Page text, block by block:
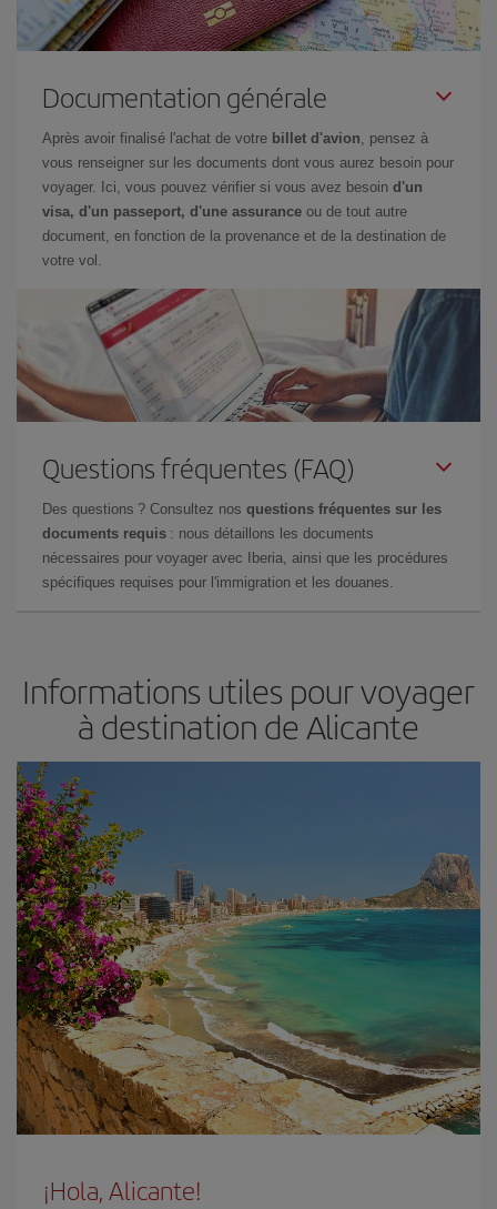
Documentation générale
Après avoir finalisé l'achat de votre billet d'avion, pensez à
vous renseigner sur les documents dont vous aurez besoin pour
voyager. Ici, vous pouvez vérifier si vous avez besoin d'un
visa, d'un passeport, d'une assurance ou de tout autre
document, en fonction de la provenance et de la destination de
votre vol.
Questions fréquentes (FAQ)
Des questions ? Consultez nos questions fréquentes sur les
documents requis : nous détaillons les documents
nécessaires pour voyager avec Iberia, ainsi que les procédures
spécifiques requises pour l'immigration et les douanes.
Informations utiles pour voyager
à destination de Alicante
¡Hola, Alicante!